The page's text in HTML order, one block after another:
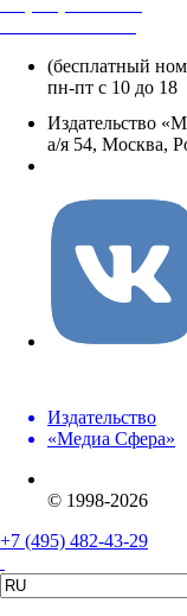
(бесплатный
пн-пт с 10 до 18
Издательство
а/я 54, Москва,
Издательство
«Медиа Сфера»
© 1998-2026
+7 (495) 482-43-29